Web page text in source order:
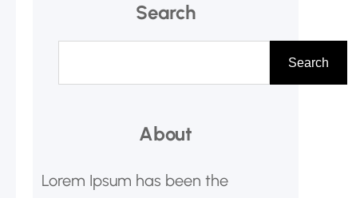
Search
Search
About
Lorem Ipsum has been the